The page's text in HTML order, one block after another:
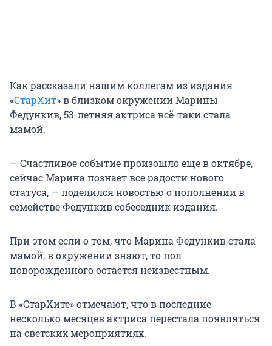
Как рассказали нашим коллегам из издания
«СтарХит» в близком окружении Марины
Федункив, 53-летняя актриса всё-таки стала
мамой.
— Счастливое событие произошло еще в октябре,
сейчас Марина познает все радости нового
статуса, — поделился новостью о пополнении в
семействе Федункив собеседник издания.
При этом если о том, что Марина Федункив стала
мамой, в окружении знают, то пол
новорожденного остается неизвестным.
В «СтарХите» отмечают, что в последние
несколько месяцев актриса перестала появляться
на светских мероприятиях.